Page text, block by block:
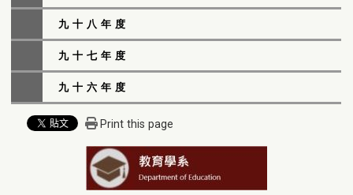
九十八年度
九十七年度
九十六年度
Print this page